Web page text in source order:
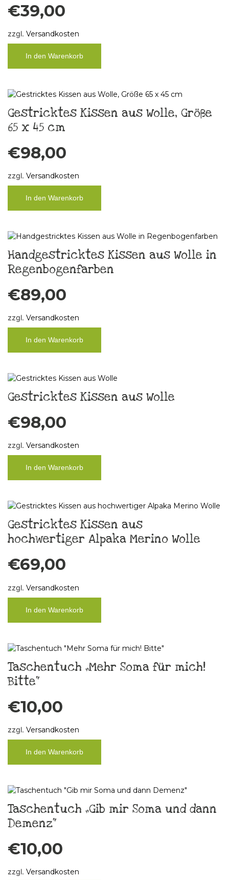
€39,00
zzgl. Versandkosten
In den Warenkorb
Gestricktes Kissen aus Wolle, Größe
65 x 45 cm
€98,00
zzgl. Versandkosten
In den Warenkorb
Handgestricktes Kissen aus Wolle in
Regenbogenfarben
€89,00
zzgl. Versandkosten
In den Warenkorb
Gestricktes Kissen aus Wolle
€98,00
zzgl. Versandkosten
In den Warenkorb
Gestricktes Kissen aus
hochwertiger Alpaka Merino Wolle
€69,00
zzgl. Versandkosten
In den Warenkorb
Taschentuch „Mehr Soma für mich!
Bitte“
€10,00
zzgl. Versandkosten
In den Warenkorb
Taschentuch „Gib mir Soma und dann
Demenz“
€10,00
zzgl. Versandkosten